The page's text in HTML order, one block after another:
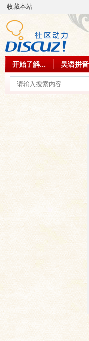
收藏本站
开始了解... 吴语拼音